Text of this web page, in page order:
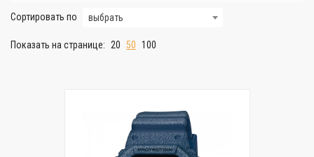
Сортировать по выбрать
Показать на странице: 20 50 100